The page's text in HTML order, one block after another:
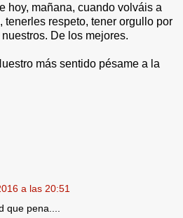
hoy, mañana, cuando volváis a
tenerles respeto, tener orgullo por
De los mejores.
más sentido pésame a la
a las 20:51
que pena....